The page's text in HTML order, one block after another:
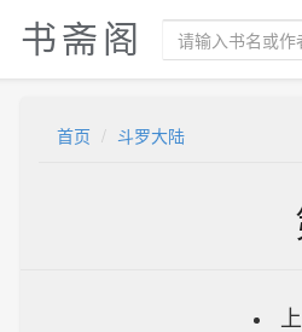
书斋阁
首页 斗罗大陆